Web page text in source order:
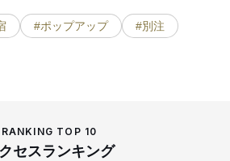
#ポップアップ
#別注
RANKING TOP 10
セスランキング